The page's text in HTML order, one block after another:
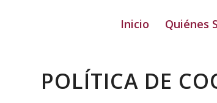
Inicio Quiénes
POLÍTICA DE